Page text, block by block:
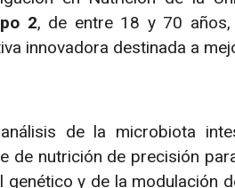
2, de entre 18 y 70
innovadora destinada a
de la microbiota
de nutrición de precisión
y de la modulación